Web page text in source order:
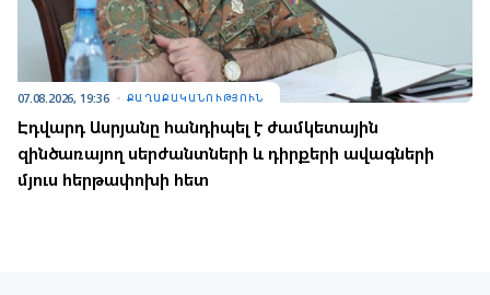
07.08.2026, 19:36 ՔԱՂԱՔԱԿԱՆՈՒԹՅՈՒՆ
Էդվարդ Ասրյանը հանդիպել է ժամկետային
զինծառայող սերժանտների և դիրքերի ավագների
մյուս հերթափոխի հետ